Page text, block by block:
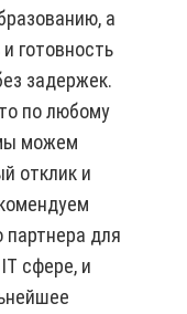
а
готовность
задержек.
по любому
можем
отклик и
для
сфере, и